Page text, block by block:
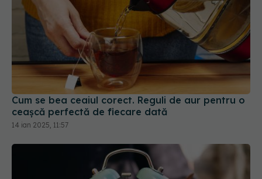
Cum se bea ceaiul corect. Reguli de aur pentru o
ceașcă perfectă de fiecare dată
14 ian 2025, 11:57